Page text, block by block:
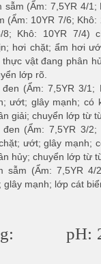
sẫm (Ẩm: 7,5YR 4/
(Ẩm: 10YR 7/6;
8; Khô: 10YR 7/4)
hơi chặt; ẩm hơi
thực vật đang phân
lớp rõ.
(Ẩm: 7,5YR 3/1;
ướt; glây mạnh; có
giải; chuyển lớp từ
(Ẩm: 7,5YR 3/
ướt; glây mạnh;
hủy; chuyển lớp từ
sẫm (Ẩm: 7,5YR
mạnh; lớp cát